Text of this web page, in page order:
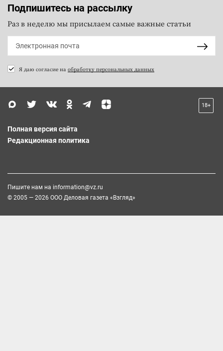
Подпишитесь на рассылку
Раз в неделю мы присылаем самые важные статьи
Я даю согласие на обработку персональных данных
18+
Полная версия сайта
Редакционная политика
Пишите нам на information@vz.ru
© 2005 — 2026 ООО Деловая газета «Взгляд»